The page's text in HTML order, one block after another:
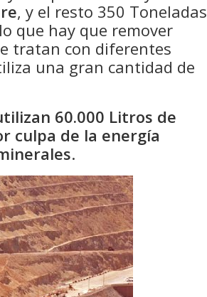
, y el resto 350 Toneladas
que hay que remover
tratan con diferentes
una gran cantidad de
60.000 Litros de
culpa de la energía
.